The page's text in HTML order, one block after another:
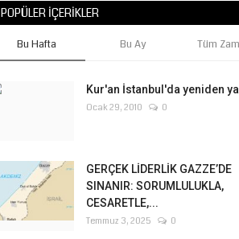
POPÜLER İÇERIKLER
Bu Hafta Bu Ay Tüm
Kur'an İstanbul'da yeniden
Ocak 29, 2010 0
GERÇEK LİDERLİK GAZZE’DE
SINANIR: SORUMLULUKLA,
CESARETLE,...
Temmuz 3, 2025 0